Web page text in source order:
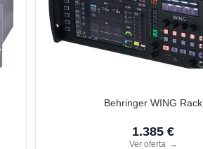
Behringer WING Rack
1.385 €
Ver oferta →